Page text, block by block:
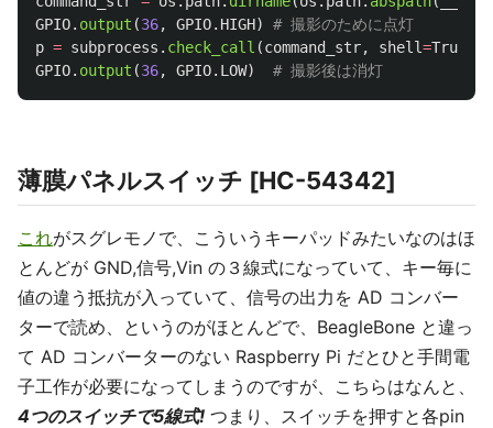
GPIO. output (36, GPIO. HIGH)
p = subprocess . check_call (command_str, shell=True
GPIO. output (36, GPIO. LOW)
薄膜パネルスイッチ [HC-54342]
これがスグレモノで、こういうキーパッドみたいなのはほ
とんどが GND,信号,Vin の３線式になっていて、キー毎に
値の違う抵抗が入っていて、信号の出力を AD コンバー
ターで読め、というのがほとんどで、BeagleBone と違っ
て AD コンバーターのない Raspberry Pi だとひと手間電
子工作が必要になってしまうのですが、こちらはなんと、
4つのスイッチで5線式! つまり、スイッチを押すと各pin